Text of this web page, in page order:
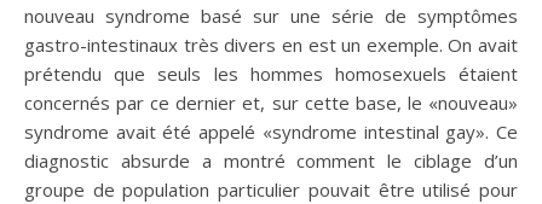
nouveau syndrome basé sur une série de symptômes
gastro-intestinaux très divers en est un exemple. On avait
prétendu que seuls les hommes homosexuels étaient
concernés par ce dernier et, sur cette base, le «nouveau»
syndrome avait été appelé «syndrome intestinal gay». Ce
diagnostic absurde a montré comment le ciblage d’un
groupe de population particulier pouvait être utilisé pour